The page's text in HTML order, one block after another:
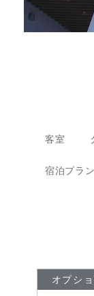
客室
宿泊プラン
オプシ